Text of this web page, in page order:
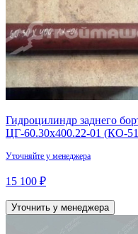
Гидроцилиндр заднего
ЦГ-60.30х400.22-01 (КО-
Уточняйте у менеджера
15 100 ₽
Уточнить у менеджера